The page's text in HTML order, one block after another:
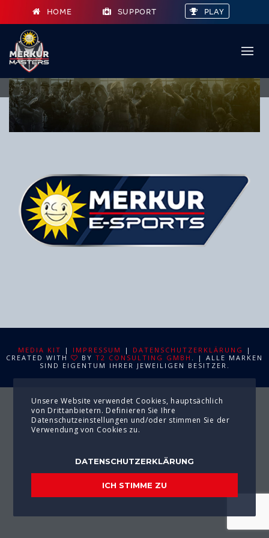
HOME SUPPORT PLAY
MEDIA KIT | IMPRESSUM | DATENSCHUTZERKLÄRUNG
|
CREATED WITH
BY T2 CONSULTING GMBH . | ALLE MARKEN
SIND EIGENTUM IHRER JEWEILIGEN BESITZER.
Unsere Website verwendet Cookies, hauptsächlich
von Drittanbietern. Definieren Sie Ihre
Datenschutzeinstellungen und/oder stimmen Sie der
Verwendung von Cookies zu.
DATENSCHUTZERKLÄRUNG
ICH STIMME ZU